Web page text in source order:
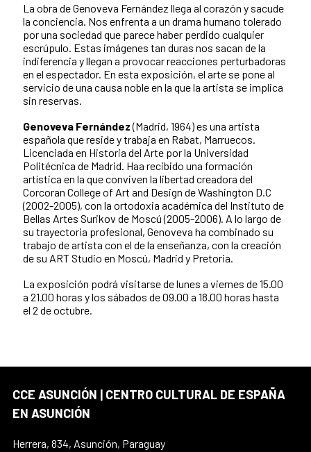
La obra de Genoveva Fernández llega al corazón y sacude
la conciencia. Nos enfrenta a un drama humano tolerado
por una sociedad que parece haber perdido cualquier
escrúpulo. Estas imágenes tan duras nos sacan de la
indiferencia y llegan a provocar reacciones perturbadoras
en el espectador. En esta exposición, el arte se pone al
servicio de una causa noble en la que la artista se implica
sin reservas.
Genoveva Fernández(Madrid, 1964) es una artista
española que reside y trabaja en Rabat, Marruecos.
Licenciada en Historia del Arte por la Universidad
Politécnica de Madrid. Haa recibido una formación
artística en la que conviven la libertad creadora del
Corcoran College of Art and Design de Washington D.C
(2002-2005), con la ortodoxia académica del Instituto de
Bellas Artes Surikov de Moscú (2005-2006). A lo largo de
su trayectoria profesional, Genoveva ha combinado su
trabajo de artista con el de la enseñanza, con la creación
de su ART Studio en Moscú, Madrid y Pretoria.
La exposición podrá visitarse de lunes a viernes de 15.00
a 21.00 horas y los sábados de 09.00 a 18.00 horas hasta
el 2 de octubre.
CCE ASUNCIÓN | CENTRO CULTURAL DE ESPAÑA
EN ASUNCIÓN
Herrera, 834, Asunción, Paraguay